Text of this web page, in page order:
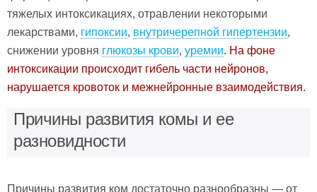
тяжелых интоксикациях, отравлении некоторыми
лекарствами, гипоксии, внутричерепной гипертензии,
снижении уровня глюкозы крови, уремии. На фоне
интоксикации происходит гибель части нейронов,
нарушается кровоток и межнейронные взаимодействия.
Причины развития комы и ее
разновидности
Причины развития ком достаточно разнообразны — от